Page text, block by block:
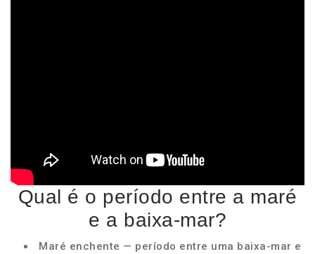
Qual é o período entre a maré
e a baixa-mar?
Maré enchente — período entre uma baixa-mar e